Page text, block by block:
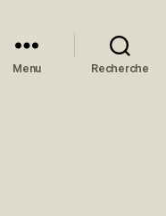
Menu Recherche